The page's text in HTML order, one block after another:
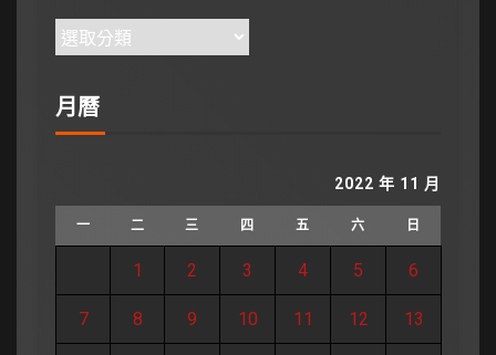
月曆
2022 年 11 月
一 二 三 四 五 六 日
1 2 3 4 5 6
7 8 9 10 11 12 13